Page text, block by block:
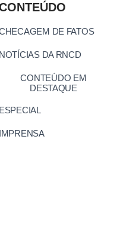
DE FATOS
NOTÍCIAS DA RNCD
CONTEÚDO EM
DESTAQUE
ESPECIAL
IMPRENSA